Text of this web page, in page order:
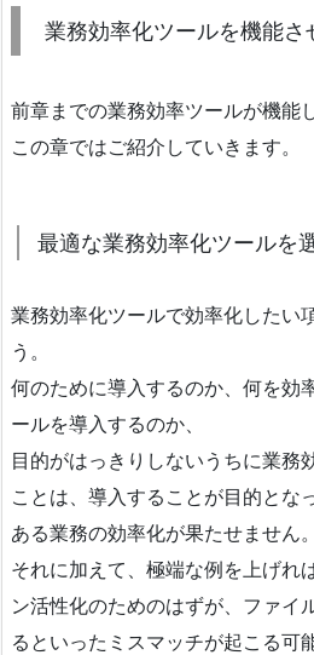
業務効率化ツールを機能さ
前章までの業務効率ツールが機能
この章ではご紹介していきます。
最適な業務効率化ツールを
業務効率化ツールで効率化したい
う。
何のために導入するのか、何を効
ールを導入するのか、
目的がはっきりしないうちに業務
ことは、導入することが目的とな
ある業務の効率化が果たせません。
それに加えて、極端な例を上げれ
ン活性化のためのはずが、ファイ
るといったミスマッチが起こる可